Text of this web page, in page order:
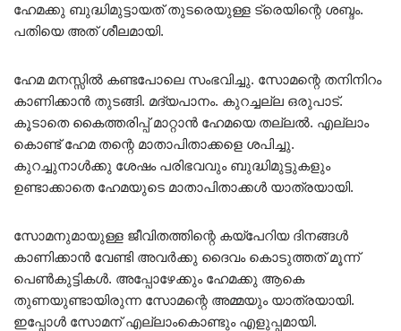
ഹേമക്കു ബുദ്ധിമുട്ടായത് തുടരെയുള്ള ട്രെയിന്റെ ശബ്ദം.
പതിയെ അത് ശീലമായി.
ഹേമ മനസ്സിൽ കണ്ടപോലെ സംഭവിച്ചു. സോമന്റെ തനിനിറം
കാണിക്കാൻ തുടങ്ങി. മദ്യപാനം. കുറച്ചല്ല ഒരുപാട്.
കൂടാതെ കൈത്തരിപ്പ് മാറ്റാൻ ഹേമയെ തല്ലൽ. എല്ലാം
കൊണ്ട് ഹേമ തന്റെ മാതാപിതാക്കളെ ശപിച്ചു.
കുറച്ചുനാൾക്കു ശേഷം പരിഭവവും ബുദ്ധിമുട്ടുകളും
ഉണ്ടാക്കാതെ ഹേമയുടെ മാതാപിതാക്കൾ യാത്രയായി.
സോമനുമായുള്ള ജീവിതത്തിന്റെ കയ്‌പേറിയ ദിനങ്ങൾ
കാണിക്കാൻ വേണ്ടി അവർക്കു ദൈവം കൊടുത്തത് മൂന്ന്
പെൺകുട്ടികൾ. അപ്പോഴേക്കും ഹേമക്കു ആകെ
തുണയുണ്ടായിരുന്ന സോമന്റെ അമ്മയും യാത്രയായി.
ഇപ്പോൾ സോമന് എല്ലാംകൊണ്ടും എളുപ്പമായി.